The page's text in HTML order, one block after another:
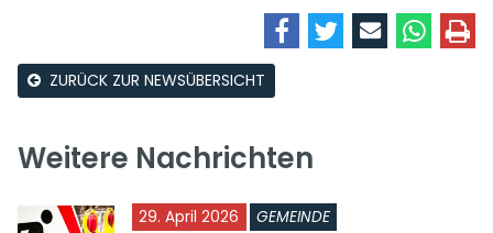
ZURÜCK ZUR NEWSÜBERSICHT
Weitere Nachrichten
29. April 2026 GEMEINDE